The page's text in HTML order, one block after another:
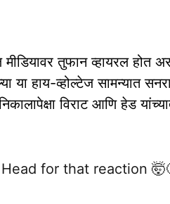
तुफान व्हायरल होत
या हाय-व्होल्टेज सामन्यात
विराट आणि हेड
for that reaction